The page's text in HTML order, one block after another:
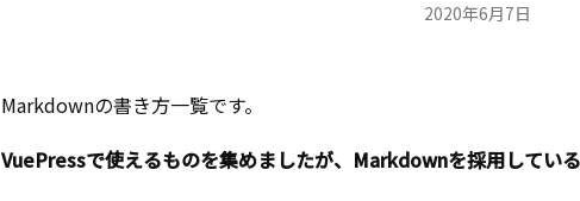
2020年6月7日
Markdownの書き方一覧です。
VuePressで使えるものを集めましたが、Markdownを採用してい